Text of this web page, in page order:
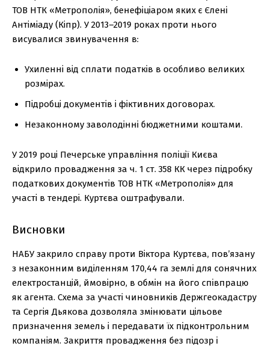
ТОВ НТК «Метрополія», бенефіціаром яких є Єлені
Антіміаду (Кіпр). У 2013–2019 роках проти нього
висувалися звинувачення в:
Ухиленні від сплати податків в особливо великих
розмірах.
Підробці документів і фіктивних договорах.
Незаконному заволодінні бюджетними коштами.
У 2019 році Печерське управління поліції Києва
відкрило провадження за ч. 1 ст. 358 КК через підробку
податкових документів ТОВ НТК «Метрополія» для
участі в тендері. Куртєва оштрафували.
Висновки
НАБУ закрило справу проти Віктора Куртєва, пов’язану
з незаконним виділенням 170,44 га землі для сонячних
електростанцій, ймовірно, в обмін на його співпрацю
як агента. Схема за участі чиновників Держгеокадастру
та Сергія Дьякова дозволяла змінювати цільове
призначення земель і передавати їх підконтрольним
компаніям. Закриття провадження без підозр і